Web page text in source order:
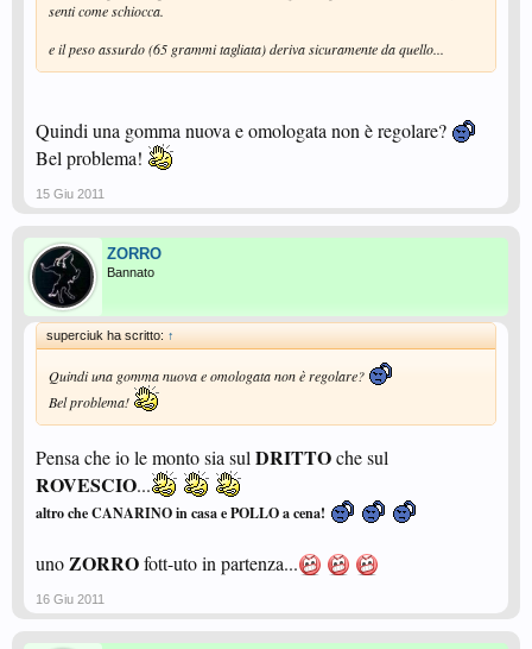
senti come schiocca.
e il peso assurdo (65 grammi tagliata) deriva sicuramente da quello...
Quindi una gomma nuova e omologata non è regolare?
Bel problema!
15 Giu 2011
ZORRO
Bannato
superciuk ha scritto: ↑
Quindi una gomma nuova e omologata non è regolare?
Bel problema!
Pensa che io le monto sia sul DRITTOche sul
ROVESCIO...
altro che CANARINO in casa e POLLO a cena!
unoZORROfott-uto in partenza...
16 Giu 2011